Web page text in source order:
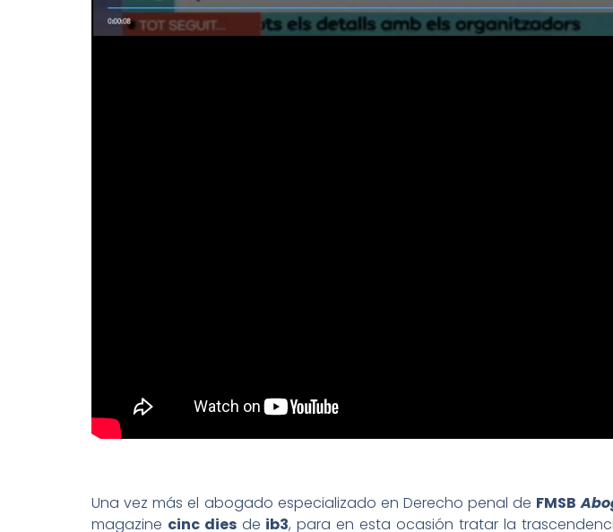
Una vez más el abogado especializado en Derecho penal de FMSB
magazine cinc diesde ib3, para en esta ocasión tratar la